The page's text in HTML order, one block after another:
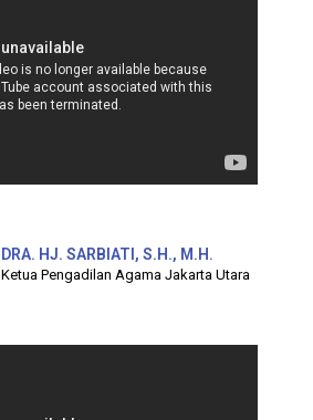
DRA. HJ. SARBIATI, S.H., M.H.
Ketua Pengadilan Agama Jakarta Utara